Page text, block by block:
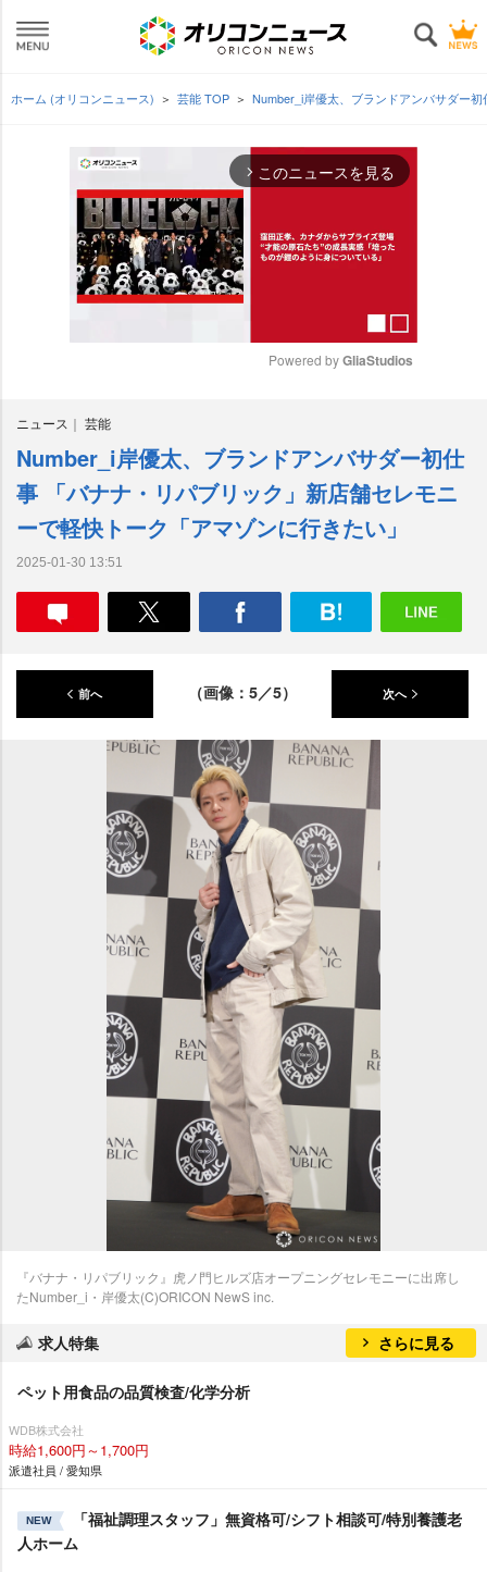
ホーム (オリコンニュース) 芸能 TOP Number_i岸優太、ブランドアンバサダー
arrow_forward_ios このニュースを見る
Powered by GliaStudios
ニュース 芸能
Number_i岸優太、ブランドアンバサダー初仕
事 「バナナ・リパブリック」新店舗セレモニ
ーで軽快トーク「アマゾンに行きたい」
2025-01-30 13:51
前へ （画像：5／5） 次へ
『バナナ・リパブリック』虎ノ門ヒルズ店オープニングセレモニーに出席し
たNumber_i・岸優太(C)ORICON NewS inc.
求人特集 さらに見る
ペット用食品の品質検査/化学分析
WDB株式会社
時給1,600円～1,700円
派遣社員 / 愛知県
NEW
「福祉調理スタッフ」無資格可/シフト相談可/特別養護老
人ホーム